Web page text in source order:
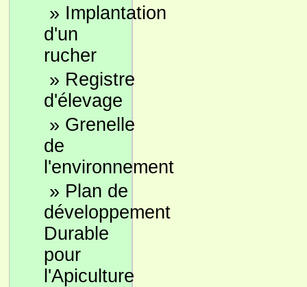
» Implantation
d'un
rucher
» Registre
d'élevage
» Grenelle
de
l'environnement
» Plan de
développement
Durable
pour
l'Apiculture